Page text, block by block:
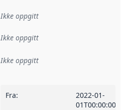
Ikke oppgitt
Ikke oppgitt
:
Ikke oppgitt
Fra:
2022-01-
01T00:00:00Z